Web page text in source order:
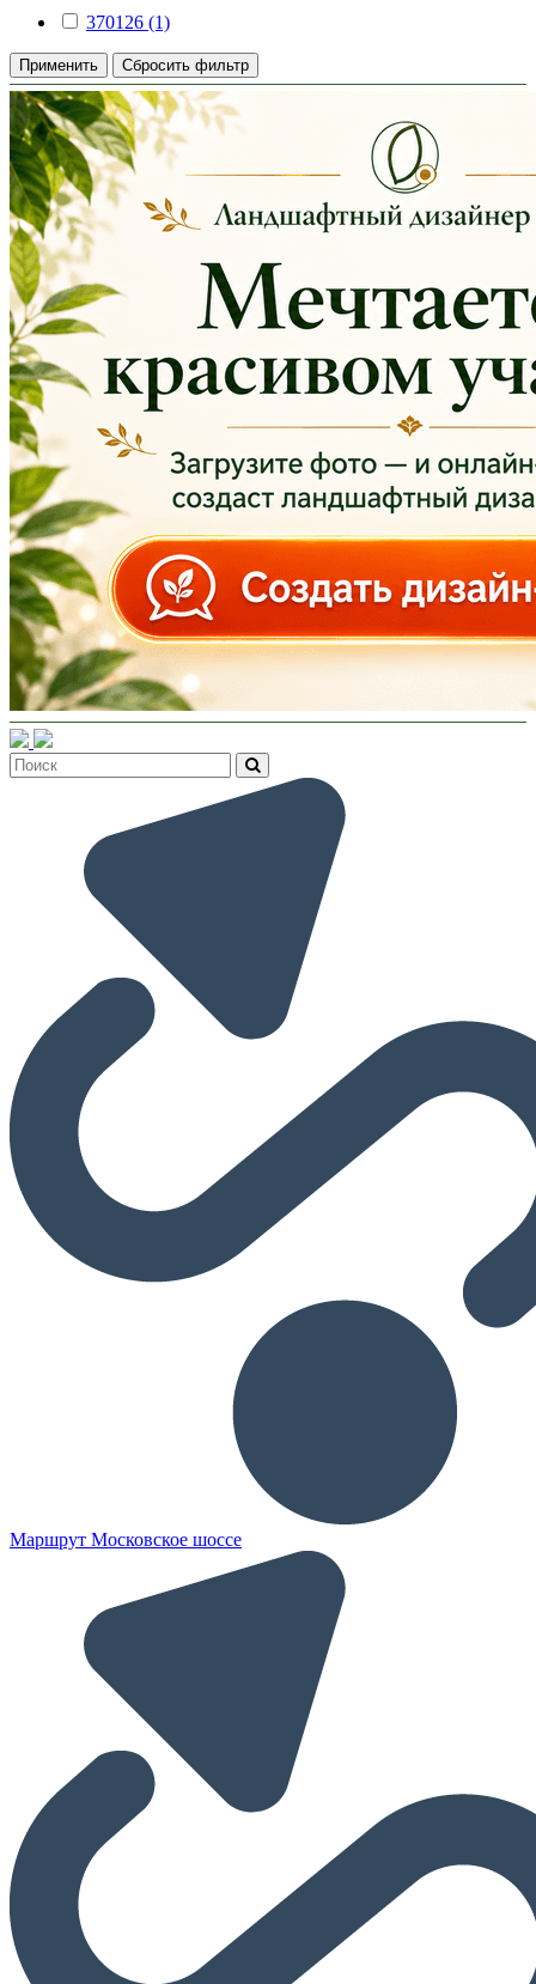
370126 (1)
Применить Сбросить фильтр
Маршрут Московское шоссе